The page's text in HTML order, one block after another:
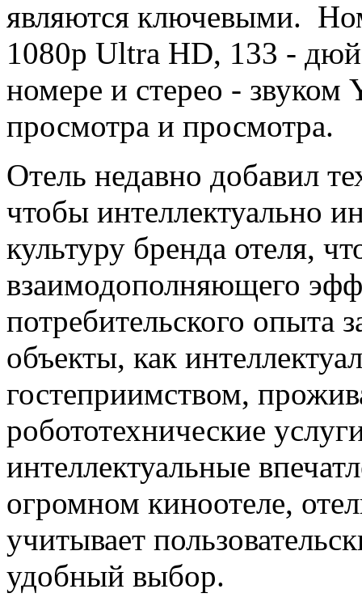
являются ключевыми.
1080p Ultra HD, 133 -
номере и стерео -
просмотра и просмотра.
Отель недавно добавил
чтобы интеллектуально
культуру бренда отеля,
взаимодополняющего
потребительского опыта
объекты, как
гостеприимством,
робототехнические
интеллектуальные
огромном киноотеле,
учитывает
удобный выбор.